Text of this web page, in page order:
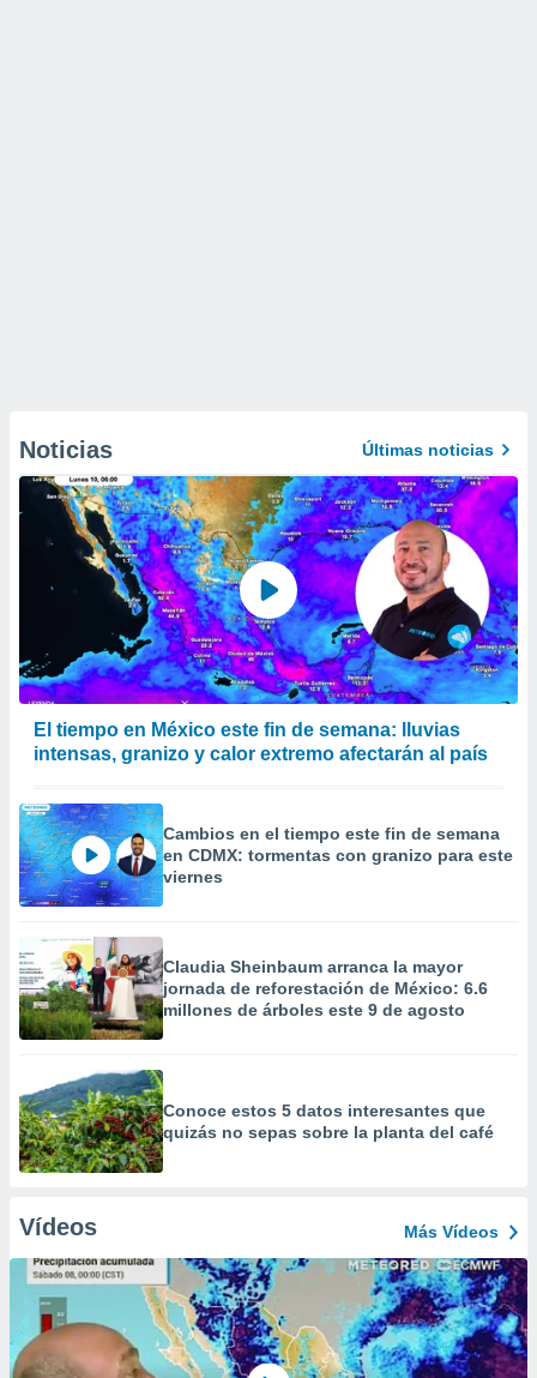
Noticias Últimas noticias
El tiempo en México este fin de semana: lluvias
intensas, granizo y calor extremo afectarán al país
Cambios en el tiempo este fin de semana
en CDMX: tormentas con granizo para este
viernes
Claudia Sheinbaum arranca la mayor
jornada de reforestación de México: 6.6
millones de árboles este 9 de agosto
Conoce estos 5 datos interesantes que
quizás no sepas sobre la planta del café
Vídeos Más Vídeos